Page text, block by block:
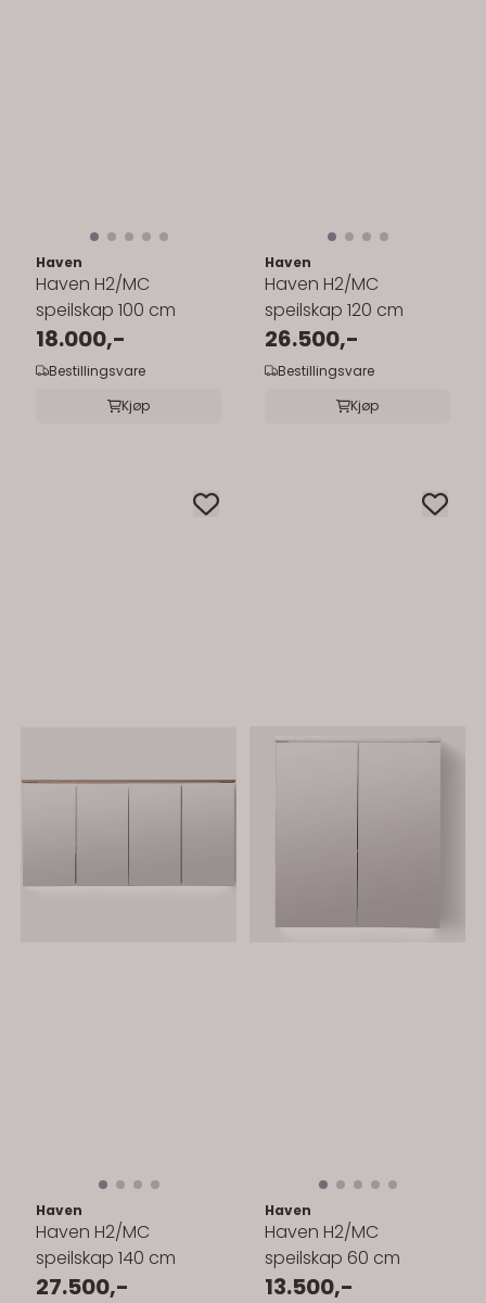
Haven
Haven H2/MC
speilskap 100 cm
18.000,-
Bestillingsvare
Kjøp
Haven
Haven H2/MC
speilskap 120 cm
26.500,-
Bestillingsvare
Kjøp
Haven
Haven H2/MC
speilskap 140 cm
27.500,-
Haven
Haven H2/MC
speilskap 60 cm
13.500,-